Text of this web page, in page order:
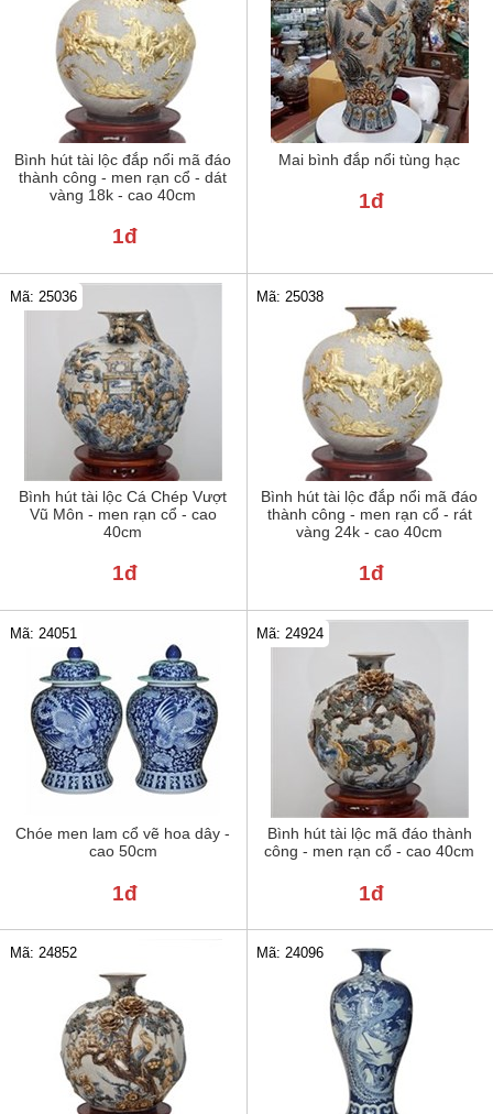
Bình hút tài lộc đắp nổi mã đáo
thành công - men rạn cổ - dát
vàng 18k - cao 40cm
1đ
Mai bình đắp nổi tùng hạc
1đ
Bình hút tài lộc Cá Chép Vượt
Vũ Môn - men rạn cổ - cao
40cm
Mã: 25036
1đ
Bình hút tài lộc đắp nổi mã đáo
thành công - men rạn cổ - rát
vàng 24k - cao 40cm
Mã: 25038
1đ
Chóe men lam cổ vẽ hoa dây -
cao 50cm
Mã: 24051
1đ
Bình hút tài lộc mã đáo thành
công - men rạn cổ - cao 40cm
Mã: 24924
1đ
Mã: 24852 Mã: 24096